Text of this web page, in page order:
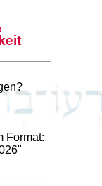
Format:
"